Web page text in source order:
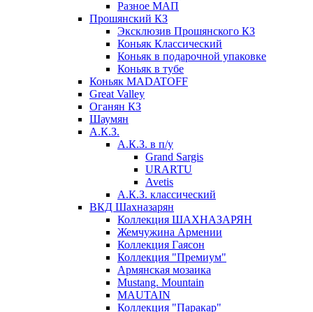
Разное МАП
Прошянский КЗ
Эксклюзив Прошянского КЗ
Коньяк Классический
Коньяк в подарочной упаковке
Коньяк в тубе
Коньяк MADATOFF
Great Valley
Оганян КЗ
Шаумян
А.К.З.
А.К.З. в п/у
Grand Sargis
URARTU
Avetis
А.К.З. классический
ВКД Шахназарян
Коллекция ШАХНАЗАРЯН
Жемчужина Армении
Коллекция Гаясон
Коллекция "Премиум"
Армянская мозаика
Mustang. Mountain
MAUTAIN
Коллекция "Паракар"